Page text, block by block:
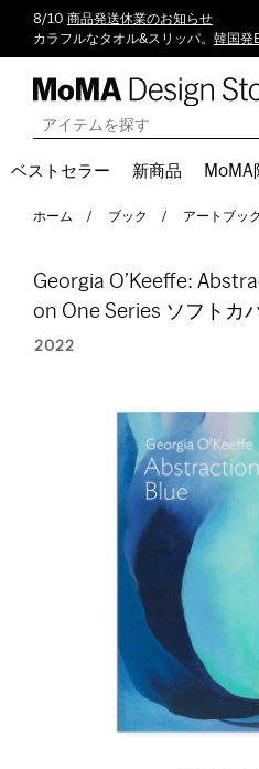
8/10 商品発送休業のお知らせ
カラフルなタオル&スリッパ。 韓国発
ベストセラー 新商品 MoMA
ホーム ブック アートブッ
Georgia O’Keeffe:
on One Series ソフトカ
2022